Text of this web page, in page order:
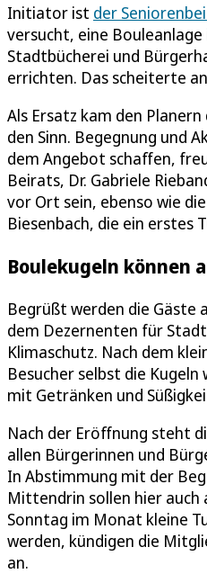
Initiator ist der
versucht, eine
Stadtbücherei und
errichten. Das scheiterte
Als Ersatz kam den
den Sinn. Begegnung und
dem Angebot schaffen,
Beirats, Dr. Gabriele
vor Ort sein, ebenso wie
Biesenbach, die ein erstes
Boulekugeln können
Begrüßt werden die Gäste
dem Dezernenten für
Klimaschutz. Nach dem
Besucher selbst die
mit Getränken und
Nach der Eröffnung steht
allen Bürgerinnen und
In Abstimmung mit der
Mittendrin sollen hier auch
Sonntag im Monat kleine
werden, kündigen die
an.